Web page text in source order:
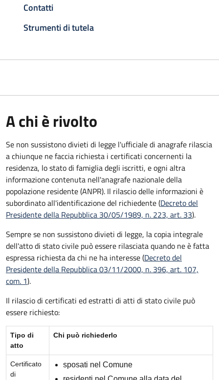
Contatti
Strumenti di tutela
A chi è rivolto
Se non sussistono divieti di legge l'ufficiale di anagrafe rilascia
a chiunque ne faccia richiesta i certificati concernenti la
residenza, lo stato di famiglia degli iscritti, e ogni altra
informazione contenuta nell'anagrafe nazionale della
popolazione residente (ANPR). Il rilascio delle informazioni è
subordinato all'identificazione del richiedente (Decreto del
Presidente della Repubblica 30/05/1989, n. 223, art. 33).
Sempre se non sussistono divieti di legge, la copia integrale
dell'atto di stato civile può essere rilasciata quando ne è fatta
espressa richiesta da chi ne ha interesse (Decreto del
Presidente della Repubblica 03/11/2000, n. 396, art. 107,
com. 1).
Il rilascio di certificati ed estratti di atti di stato civile può
essere richiesto:
Tipo di
atto
Chi può richiederlo
Certificato
di
sposati nel Comune